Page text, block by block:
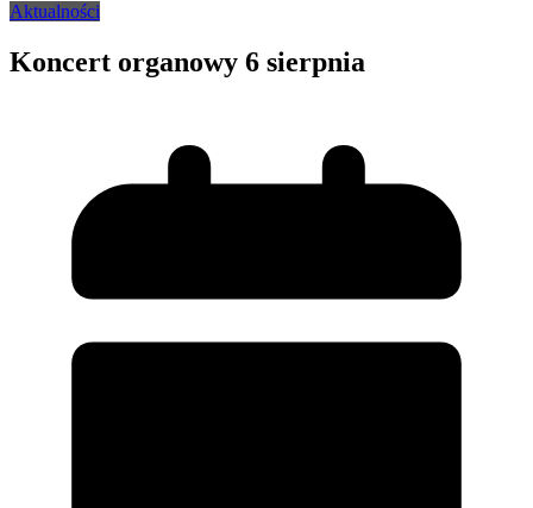
Aktualności
Koncert organowy 6 sierpnia